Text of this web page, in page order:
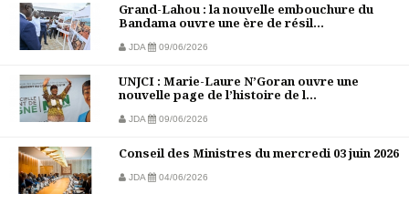
Grand-Lahou : la nouvelle embouchure du
Bandama ouvre une ère de résil...
JDA 09/06/2026
UNJCI : Marie-Laure N’Goran ouvre une
nouvelle page de l’histoire de l...
JDA 09/06/2026
Conseil des Ministres du mercredi 03 juin 2026
JDA 04/06/2026